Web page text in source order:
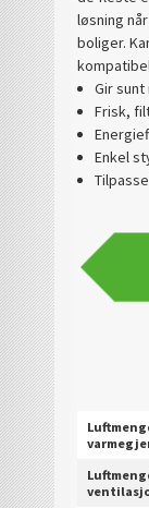
løsning
boliger.
Gir
Frisk,
Enkel